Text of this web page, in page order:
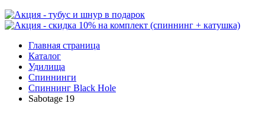
Главная страница
Каталог
Удилища
Спиннинги
Спиннинг Black Hole
Sabotage 19